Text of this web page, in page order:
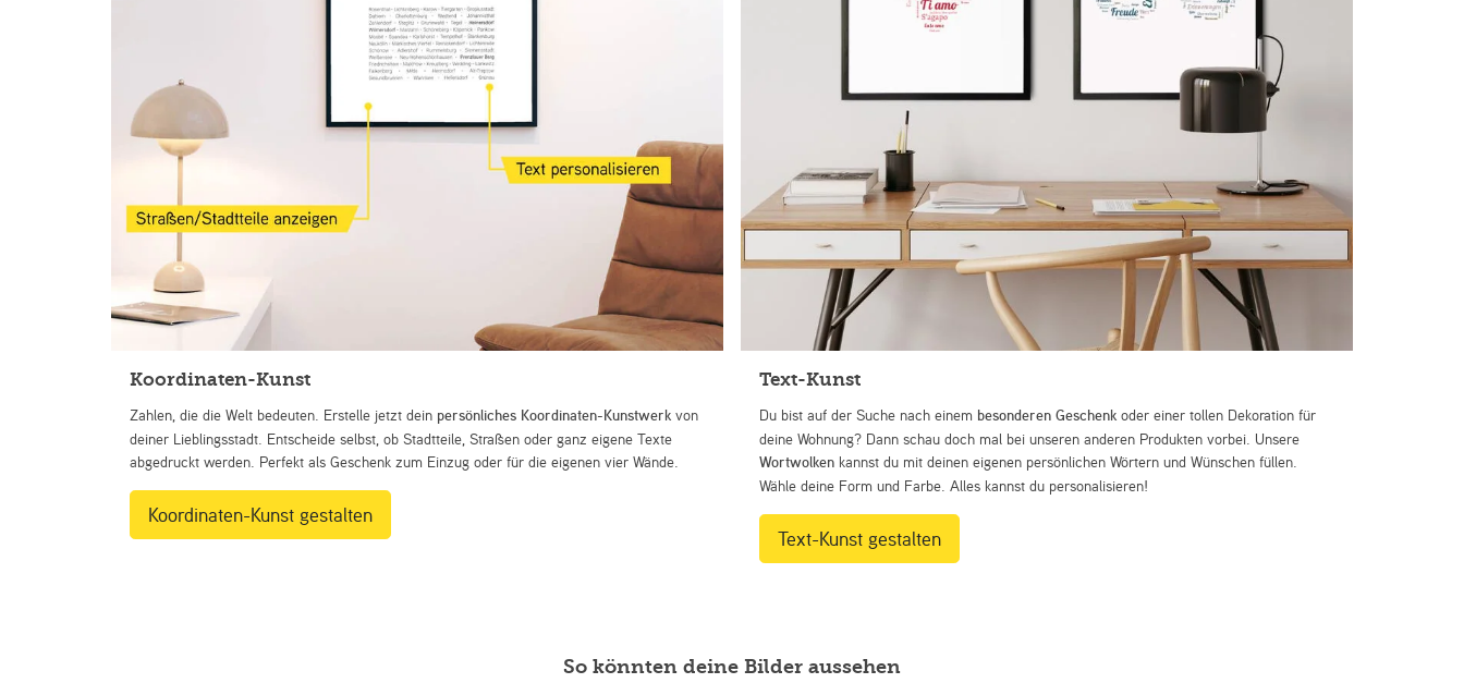
Koordinaten-Kunst
Zahlen, die die Welt bedeuten. Erstelle jetzt dein persönliches Koordinaten-Kunstwerk von
deiner Lieblingsstadt. Entscheide selbst, ob Stadtteile, Straßen oder ganz eigene Texte
abgedruckt werden. Perfekt als Geschenk zum Einzug oder für die eigenen vier Wände.
Koordinaten-Kunst gestalten
Text-Kunst
Du bist auf der Suche nach einem besonderen Geschenk oder einer tollen Dekoration für
deine Wohnung? Dann schau doch mal bei unseren anderen Produkten vorbei. Unsere
Wortwolken kannst du mit deinen eigenen persönlichen Wörtern und Wünschen füllen.
Wähle deine Form und Farbe. Alles kannst du personalisieren!
Text-Kunst gestalten
So könnten deine Bilder aussehen